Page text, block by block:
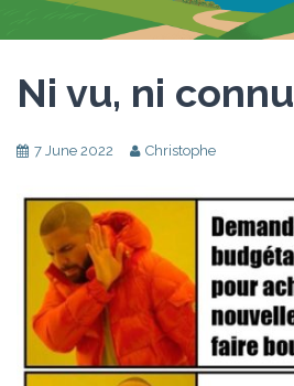
Ni vu, ni connu
7 June 2022 Christophe